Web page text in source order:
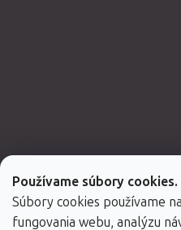
Používame súbory cookies.
Súbory cookies používame
fungovania webu, analýzu